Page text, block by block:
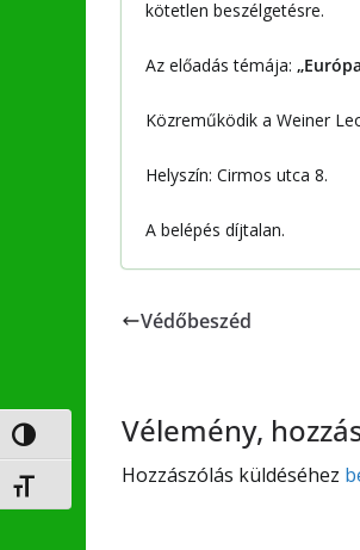
Nagy kontraszt váltása
Betűméret váltása
kötetlen beszélgetésre.
Az előadás témája:
Közreműködik a Weiner
Helyszín: Cirmos utca 8.
A belépés díjtalan.
Védőbeszéd
Vélemény,
Hozzászólás küldéséhez